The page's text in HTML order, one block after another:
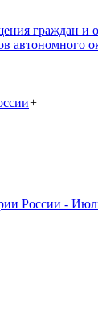
граждан и
автономного
+
России -